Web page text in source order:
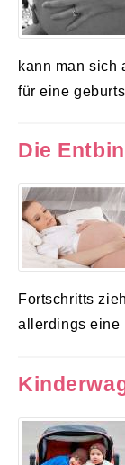
kann man sich
für eine
Die
Fortschritts
allerdings eine